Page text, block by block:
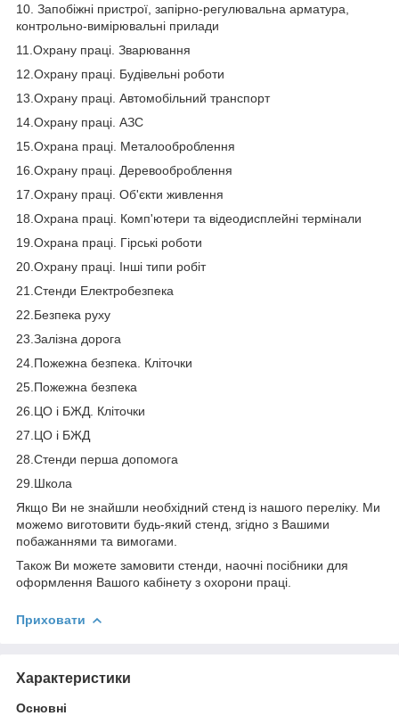
10. Запобіжні пристрої, запірно-регулювальна арматура,
контрольно-вимірювальні прилади
11.Охрану праці. Зварювання
12.Охрану праці. Будівельні роботи
13.Охрану праці. Автомобільний транспорт
14.Охрану праці. АЗС
15.Охрана праці. Металооброблення
16.Охрану праці. Деревооброблення
17.Охрану праці. Об'єкти живлення
18.Охрана праці. Комп'ютери та відеодисплейні термінали
19.Охрана праці. Гірські роботи
20.Охрану праці. Інші типи робіт
21.Стенди Електробезпека
22.Безпека руху
23.Залізна дорога
24.Пожежна безпека. Кліточки
25.Пожежна безпека
26.ЦО і БЖД. Кліточки
27.ЦО і БЖД
28.Стенди перша допомога
29.Школа
Якщо Ви не знайшли необхідний стенд із нашого переліку. Ми
можемо виготовити будь-який стенд, згідно з Вашими
побажаннями та вимогами.
Також Ви можете замовити стенди, наочні посібники для
оформлення Вашого кабінету з охорони праці.
Приховати
Характеристики
Основні